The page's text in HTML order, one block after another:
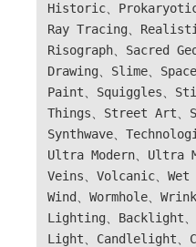
Historic、Prokaryotic
Ray Tracing、
Risograph、Sacred
Drawing、Slime、
Paint、Squiggles、
Things、Street Art、
Synthwave、
Ultra Modern、Ultra
Veins、Volcanic、Wet
Wind、Wormhole、
Lighting、Backlight
Light、Candlelight、